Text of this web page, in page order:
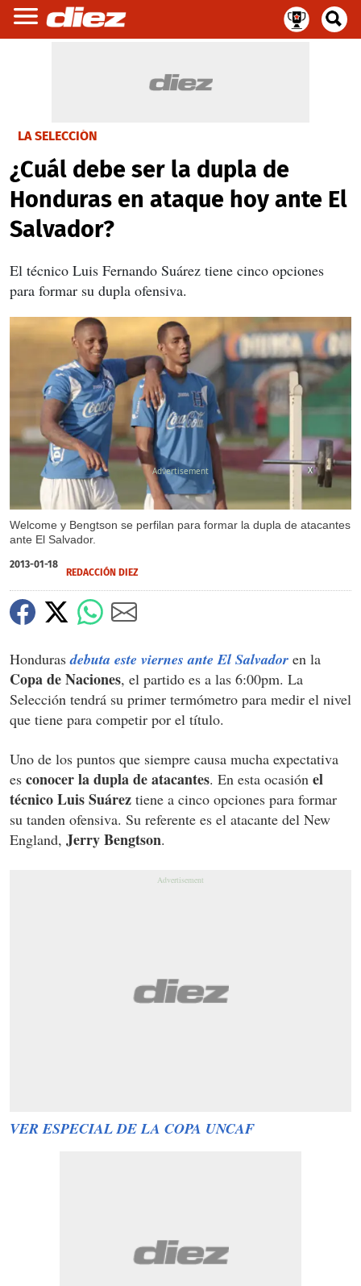
LA SELECCIÓN
¿Cuál debe ser la dupla de
Honduras en ataque hoy ante El
Salvador?
El técnico Luis Fernando Suárez tiene cinco opciones
para formar su dupla ofensiva.
Welcome y Bengtson se perfilan para formar la dupla de atacantes
ante El Salvador.
X
2013-01-18
REDACCIÓN DIEZ
Hondurasdebuta este viernes ante El Salvador en la
Copa de Naciones, el partido es a las 6:00pm. La
Selección tendrá su primer termómetro para medir el nivel
que tiene para competir por el título.
Uno de los puntos que siempre causa mucha expectativa
es conocer la dupla de atacantes. En esta ocasión el
técnico Luis Suárez tiene a cinco opciones para formar
su tanden ofensiva. Su referente es el atacante del New
England, Jerry Bengtson.
VER ESPECIAL DE LA COPA UNCAF